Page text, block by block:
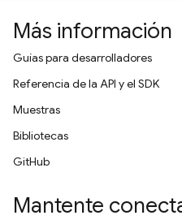
Más información
Guías para desarrolladores
Referencia de la API y el SDK
Muestras
Bibliotecas
GitHub
Mantente